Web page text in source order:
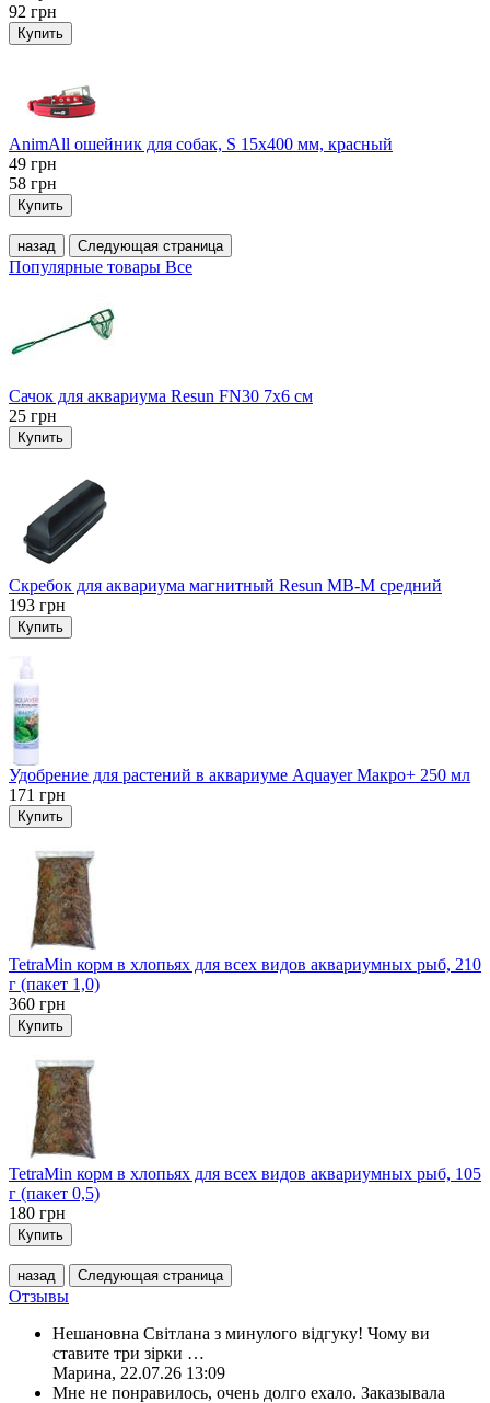
92 грн
Купить
AnimAll ошейник для собак, S 15х400 мм, красный
49 грн
58 грн
Купить
назад Следующая страница
Популярные товары Все
Сачок для аквариума Resun FN30 7х6 см
25 грн
Купить
Скребок для аквариума магнитный Resun MB-M средний
193 грн
Купить
Удобрение для растений в аквариуме Aquayer Макро+ 250 мл
171 грн
Купить
TetraMin корм в хлопьях для всех видов аквариумных рыб, 210
г (пакет 1,0)
360 грн
Купить
TetraMin корм в хлопьях для всех видов аквариумных рыб, 105
г (пакет 0,5)
180 грн
Купить
назад Следующая страница
Отзывы
Нешановна Світлана з минулого відгуку! Чому ви
ставите три зірки …
Марина, 22.07.26 13:09
Мне не понравилось, очень долго ехало. Заказывала